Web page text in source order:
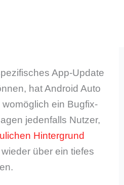
App-Update
hat Android Auto
ein Bugfix-
jedenfalls Nutzer,
Hintergrund
über ein tiefes